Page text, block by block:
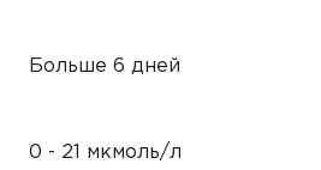
Больше 6 дней
0 - 21 мкмоль/л